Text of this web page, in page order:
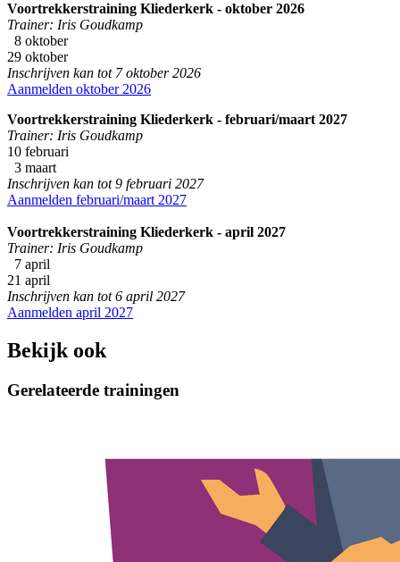
Voortrekkerstraining Kliederkerk - oktober 2026
Trainer: Iris Goudkamp
8 oktober
29 oktober
Inschrijven kan tot 7 oktober 2026
Aanmelden oktober 2026
Voortrekkerstraining Kliederkerk - februari/maart 2027
Trainer: Iris Goudkamp
10 februari
3 maart
Inschrijven kan tot 9 februari 2027
Aanmelden februari/maart 2027
Voortrekkerstraining Kliederkerk - april 2027
Trainer: Iris Goudkamp
7 april
21 april
Inschrijven kan tot 6 april 2027
Aanmelden april 2027
Bekijk ook
Gerelateerde trainingen